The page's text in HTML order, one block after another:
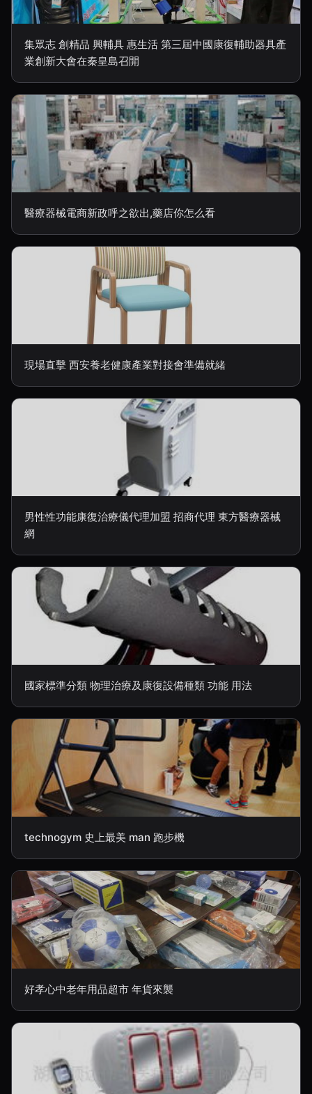
集眾志 創精品 興輔具 惠生活 第三屆中國康復輔助器具產
業創新大會在秦皇島召開
醫療器械電商新政呼之欲出,藥店你怎么看
現場直擊 西安養老健康產業對接會準備就緒
男性性功能康復治療儀代理加盟 招商代理 東方醫療器械
網
國家標準分類 物理治療及康復設備種類 功能 用法
technogym 史上最美 man 跑步機
好孝心中老年用品超市 年貨來襲